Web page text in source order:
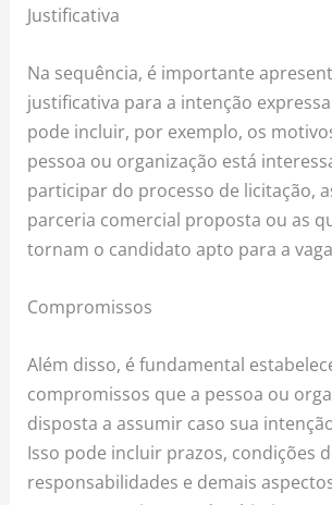
Justificativa
Na sequência, é importante
justificativa para a intenção
pode incluir, por exemplo, os
pessoa ou organização está
participar do processo de licitação,
parceria comercial proposta ou as
tornam o candidato apto para a
Compromissos
Além disso, é fundamental
compromissos que a pessoa ou
disposta a assumir caso sua
Isso pode incluir prazos, condições
responsabilidades e demais